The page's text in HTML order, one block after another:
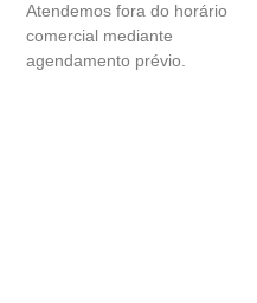
Atendemos fora do horário
comercial mediante
agendamento prévio.